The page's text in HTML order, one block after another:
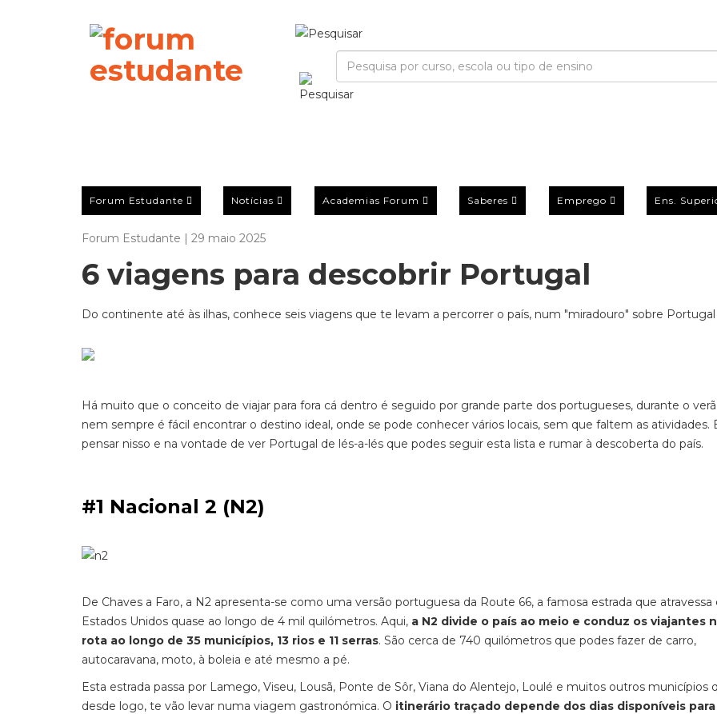
Forum Estudante Notícias Academias Forum Saberes Emprego Ens.
Forum Estudante | 29 maio 2025
6 viagens para descobrir Portugal
Do continente até às ilhas, conhece seis viagens que te levam a percorrer o país, num "miradouro" sobre Portugal
Há muito que o conceito de viajar para fora cá dentro é seguido por grande parte dos portugueses, durante o
nem sempre é fácil encontrar o destino ideal, onde se pode conhecer vários locais, sem que faltem as atividades.
pensar nisso e na vontade de ver Portugal de lés-a-lés que podes seguir esta lista e rumar à descoberta do país.
#1 Nacional 2 (N2)
De Chaves a Faro, a N2 apresenta-se como uma versão portuguesa da Route 66, a famosa estrada que atravessa
Estados Unidos quase ao longo de 4 mil quilómetros. Aqui, a N2 divide o país ao meio e conduz os viajantes
rota ao longo de 35 municípios, 13 rios e 11 serras. São cerca de 740 quilómetros que podes fazer de carro,
autocaravana, moto, à boleia e até mesmo a pé.
Esta estrada passa por Lamego, Viseu, Lousã, Ponte de Sôr, Viana do Alentejo, Loulé e muitos outros municípios
desde logo, te vão levar numa viagem gastronómica. O itinerário traçado depende dos dias disponíveis para